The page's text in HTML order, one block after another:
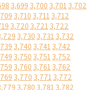
3,699 3,700 3,7013,702
3,710 3,7113,712
3,720 3,7213,722
3,730 3,7313,732
3,740 3,7413,742
3,750 3,7513,752
3,760 3,7613,762
3,770 3,7713,772
3,780 3,7813,782